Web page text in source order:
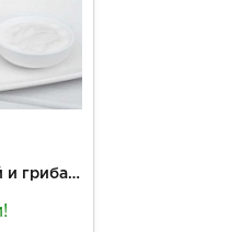
Блинчики с капустой и грибами п/ф заморож. вес.